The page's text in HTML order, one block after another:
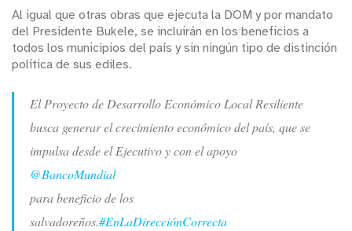
Al igual que otras obras que ejecuta la DOM y por mandato
del Presidente Bukele, se incluirán en los beneficios a
todos los municipios del país y sin ningún tipo de distinción
política de sus ediles.
El Proyecto de Desarrollo Económico Local Resiliente
busca generar el crecimiento económico del país, que se
impulsa desde el Ejecutivo y con el apoyo
@BancoMundial
para beneficio de los
salvadoreños.#EnLaDirecciónCorrecta